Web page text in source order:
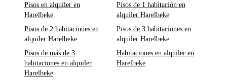
Pisos en alquiler en
Harelbeke
Pisos de 1 habitación en
alquiler Harelbeke
Pisos de 2 habitaciones en
alquiler Harelbeke
Pisos de 3 habitaciones en
alquiler Harelbeke
Pisos de más de 3
habitaciones en alquiler
Harelbeke
Habitaciones en alquiler en
Harelbeke